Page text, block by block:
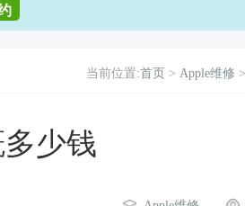
当前位置:首页 > Apple维修
少钱